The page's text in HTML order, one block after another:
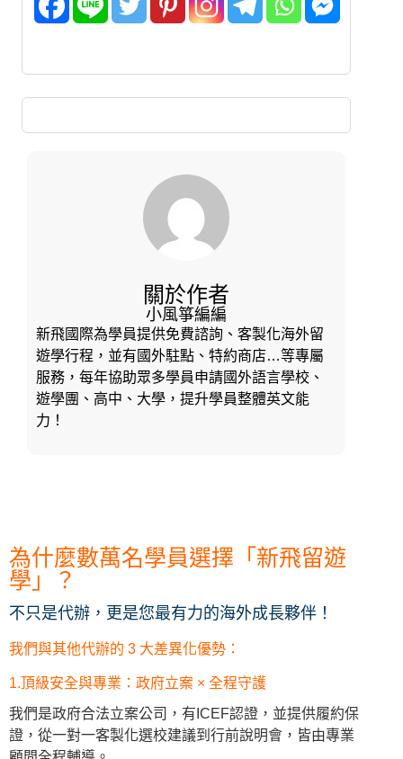
關於作者
小風箏編編
新飛國際為學員提供免費諮詢、客製化海外留
遊學行程，並有國外駐點、特約商店…等專屬
服務，每年協助眾多學員申請國外語言學校、
遊學團、高中、大學，提升學員整體英文能
力！
為什麼數萬名學員選擇「新飛留遊
學」？
不只是代辦，更是您最有力的海外成長夥伴！
我們與其他代辦的 3 大差異化優勢：
1.頂級安全與專業：政府立案 × 全程守護
我們是政府合法立案公司，有ICEF認證，並提供履約保
證，從一對一客製化選校建議到行前說明會，皆由專業